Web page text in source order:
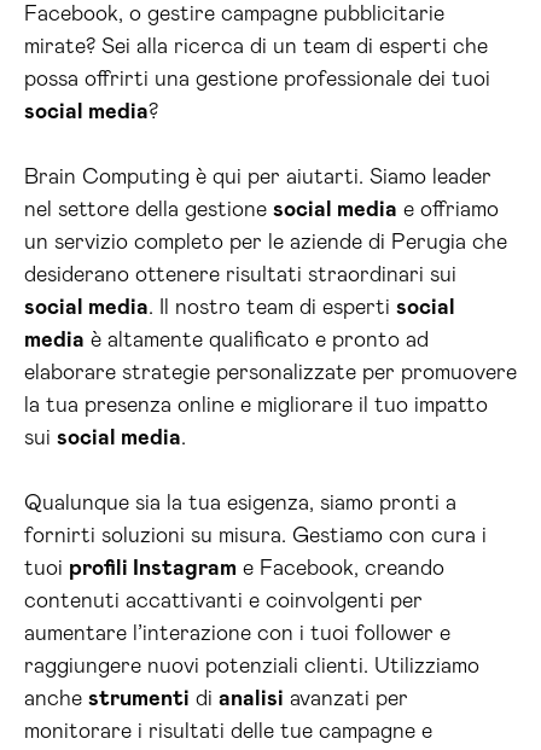
Facebook, o gestire campagne pubblicitarie
mirate? Sei alla ricerca di un team di esperti che
possa offrirti una gestione professionale dei tuoi
social media?
Brain Computing è qui per aiutarti. Siamo leader
nel settore della gestione social media e offriamo
un servizio completo per le aziende di Perugia che
desiderano ottenere risultati straordinari sui
social media. Il nostro team di esperti social
media è altamente qualificato e pronto ad
elaborare strategie personalizzate per promuovere
la tua presenza online e migliorare il tuo impatto
sui social media.
Qualunque sia la tua esigenza, siamo pronti a
fornirti soluzioni su misura. Gestiamo con cura i
tuoi profili Instagram e Facebook, creando
contenuti accattivanti e coinvolgenti per
aumentare l’interazione con i tuoi follower e
raggiungere nuovi potenziali clienti. Utilizziamo
anche strumenti di analisi avanzati per
monitorare i risultati delle tue campagne e